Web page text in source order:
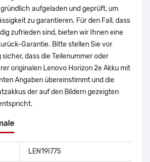
aufgeladen und geprüft, um
zu garantieren. Für den Fall, dass
zufrieden sind, bieten wir Ihnen eine
Garantie. Bitte stellen Sie vor
dass die Teilenummer oder
originalen Lenovo Horizon 2e Akku mit
Angaben übereinstimmt und die
der auf den Bildern gezeigten
LEN19I775